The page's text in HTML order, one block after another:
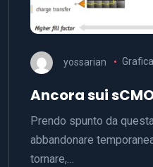
yossarian
Ancora sui
Prendo spunto da
abbandonare
tornare,…